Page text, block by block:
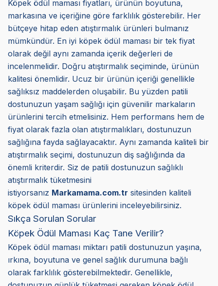
Köpek ödül maması fiyatları, ürünün boyutuna,
markasına ve içeriğine göre farklılık gösterebilir. Her
bütçeye hitap eden atıştırmalık ürünleri bulmanız
mümkündür. En iyi köpek ödül maması bir tek fiyat
olarak değil aynı zamanda içerik değerleri de
incelenmelidir. Doğru atıştırmalık seçiminde, ürünün
kalitesi önemlidir. Ucuz bir ürünün içeriği genellikle
sağlıksız maddelerden oluşabilir. Bu yüzden patili
dostunuzun yaşam sağlığı için güvenilir markaların
ürünlerini tercih etmelisiniz. Hem performans hem de
fiyat olarak fazla olan atıştırmalıkları, dostunuzun
sağlığına fayda sağlayacaktır. Aynı zamanda kaliteli bir
atıştırmalık seçimi, dostunuzun diş sağlığında da
önemli kriterdir. Siz de patili dostunuzun sağlıklı
atıştırmalık tüketmesini
istiyorsanız Markamama.com.tr sitesinden kaliteli
köpek ödül maması ürünlerini inceleyebilirsiniz.
Sıkça Sorulan Sorular
Köpek Ödül Maması Kaç Tane Verilir?
Köpek ödül maması miktarı patili dostunuzun yaşına,
ırkına, boyutuna ve genel sağlık durumuna bağlı
olarak farklılık gösterebilmektedir. Genellikle,